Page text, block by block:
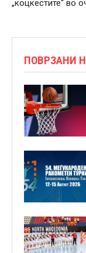
„коцкестите“ во
ПОВРЗАНИ